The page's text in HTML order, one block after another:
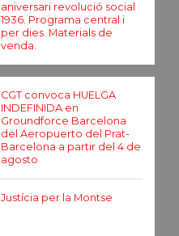
aniversari revolució social
1936. Programa central i
per dies. Materials de
venda.
CGT convoca HUELGA
INDEFINIDA en
Groundforce Barcelona
del Aeropuerto del Prat-
Barcelona a partir del 4 de
agosto
Justícia per la Montse